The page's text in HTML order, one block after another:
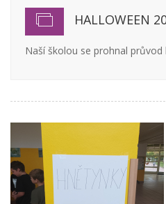
HALLOWEEN
Naší školou se prohnal